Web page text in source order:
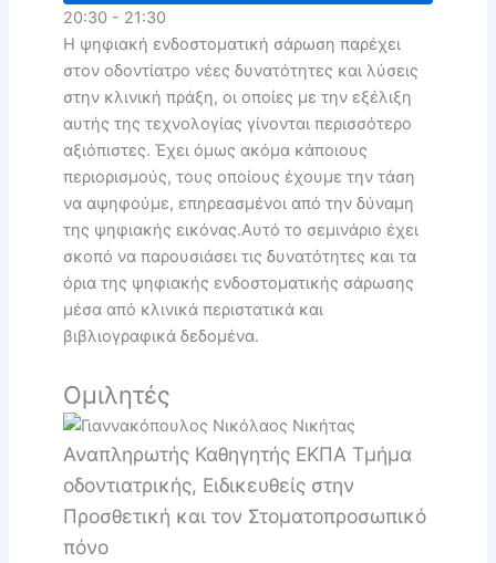
20:30 - 21:30
Η ψηφιακή ενδοστοματική σάρωση παρέχει
στον οδοντίατρο νέες δυνατότητες και λύσεις
στην κλινική πράξη, οι οποίες με την εξέλιξη
αυτής της τεχνολογίας γίνονται περισσότερο
αξιόπιστες. Έχει όμως ακόμα κάποιους
περιορισμούς, τους οποίους έχουμε την τάση
να αψηφούμε, επηρεασμένοι από την δύναμη
της ψηφιακής εικόνας.Αυτό το σεμινάριο έχει
σκοπό να παρουσιάσει τις δυνατότητες και τα
όρια της ψηφιακής ενδοστοματικής σάρωσης
μέσα από κλινικά περιστατικά και
βιβλιογραφικά δεδομένα.
Ομιλητές
Αναπληρωτής Καθηγητής ΕΚΠΑ Τμήμα
οδοντιατρικής, Ειδικευθείς στην
Προσθετική και τον Στοματοπροσωπικό
πόνο